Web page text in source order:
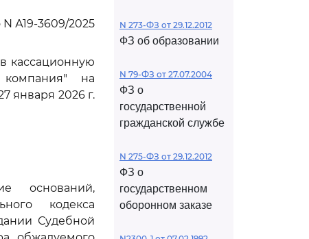
А19-3609/2025
кассационную
компания" на
января 2026 г.
оснований,
кодекса
Судебной
N 273-ФЗ от 29.12.2012
ФЗ об образовании
N 79-ФЗ от 27.07.2004
ФЗ о
государственной
гражданской службе
N 275-ФЗ от 29.12.2012
ФЗ о
государственном
оборонном заказе